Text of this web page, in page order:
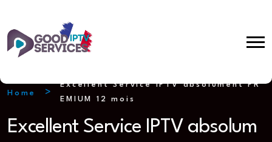
Home
Excellent Service IPTV absolument PR
EMIUM 12 mois
Excellent Service IPTV absolum